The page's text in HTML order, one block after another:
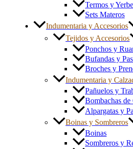
Termos y
Sets Materos
Indumentaria y Accesorios
Tejidos y Accesorios
Ponchos y
Bufandas y
Broches y
Indumentaria y
Pañuelos y
Bombachas de
Alpargatas y
Boinas y Sombreros
Boinas
Sombreros y